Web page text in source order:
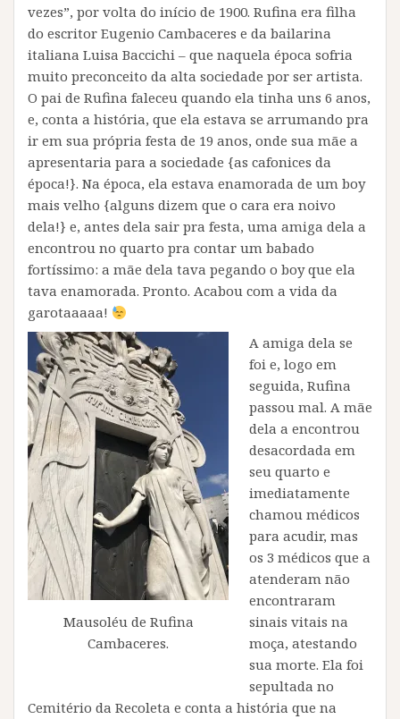
vezes”, por volta do início de 1900. Rufina era filha
do escritor Eugenio Cambaceres e da bailarina
italiana Luisa Baccichi – que naquela época sofria
muito preconceito da alta sociedade por ser artista.
O pai de Rufina faleceu quando ela tinha uns 6 anos,
e, conta a história, que ela estava se arrumando pra
ir em sua própria festa de 19 anos, onde sua mãe a
apresentaria para a sociedade {as cafonices da
época!}. Na época, ela estava enamorada de um boy
mais velho {alguns dizem que o cara era noivo
dela!} e, antes dela sair pra festa, uma amiga dela a
encontrou no quarto pra contar um babado
fortíssimo: a mãe dela tava pegando o boy que ela
tava enamorada. Pronto. Acabou com a vida da
garotaaaaa!
Mausoléu de Rufina
Cambaceres.
A amiga dela se
foi e, logo em
seguida, Rufina
passou mal. A mãe
dela a encontrou
desacordada em
seu quarto e
imediatamente
chamou médicos
para acudir, mas
os 3 médicos que a
atenderam não
encontraram
sinais vitais na
moça, atestando
sua morte. Ela foi
sepultada no
Cemitério da Recoleta e conta a história que na